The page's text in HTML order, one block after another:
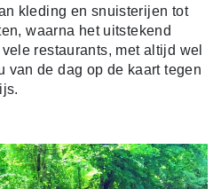
kleding en snuisterijen tot
waarna het uitstekend
restaurants, met altijd wel
van de dag op de kaart tegen